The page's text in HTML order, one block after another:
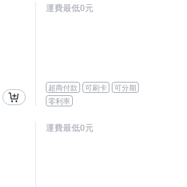
運費最低0元
超商付款 可刷卡
可分期
零利率
運費最低0元